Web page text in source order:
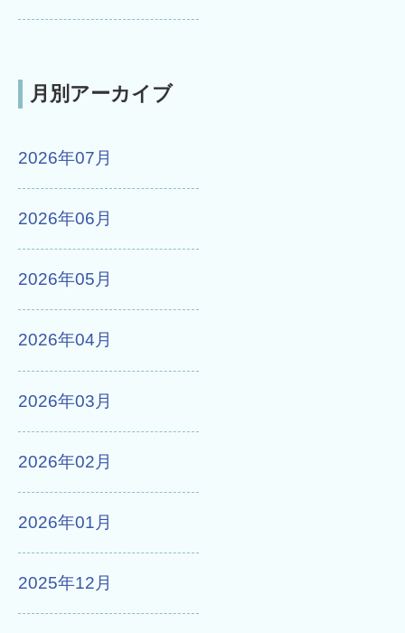
月別アーカイブ
2026年07月
2026年06月
2026年05月
2026年04月
2026年03月
2026年02月
2026年01月
2025年12月